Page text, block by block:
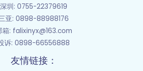
深圳: 0755-22379619
亚: 0898-88988176
箱: falixinyx@163.com
诉: 0898-66556888
友情链接：